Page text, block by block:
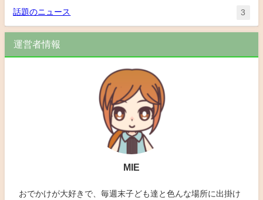
話題のニュース 3
運営者情報
MIE
おでかけが大好きで、毎週末子ども達と色んな場所に出掛け